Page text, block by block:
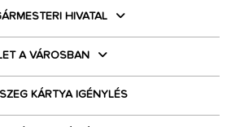
HIVATAL
A VÁROSBAN
KÁRTYA IGÉNYLÉS